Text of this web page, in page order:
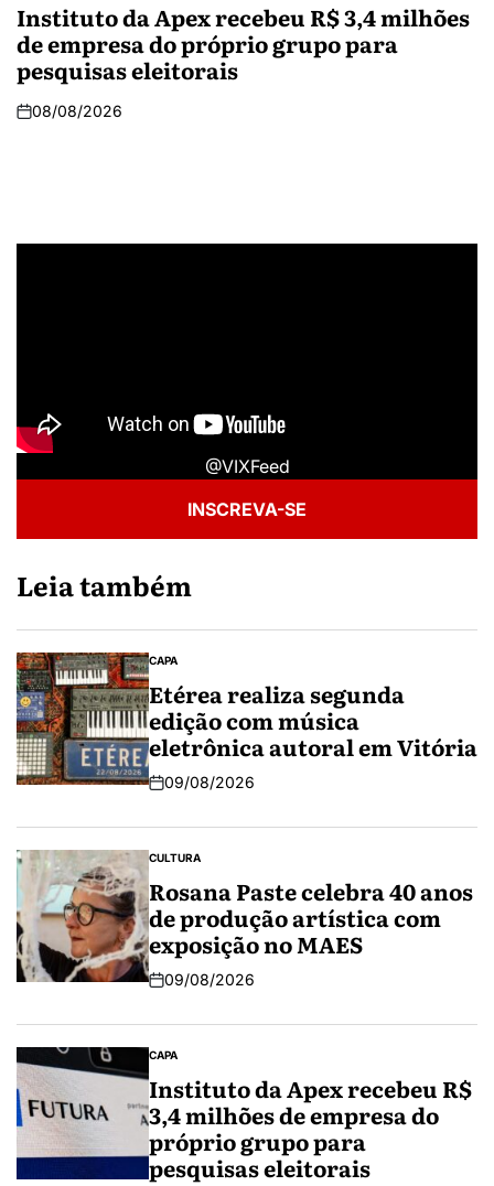
Instituto da Apex recebeu R$ 3,4 milhões
de empresa do próprio grupo para
pesquisas eleitorais
08/08/2026
@VIXFeed
INSCREVA-SE
Leia também
CAPA
Etérea realiza segunda
edição com música
eletrônica autoral em Vitória
09/08/2026
CULTURA
Rosana Paste celebra 40 anos
de produção artística com
exposição no MAES
09/08/2026
CAPA
Instituto da Apex recebeu R$
3,4 milhões de empresa do
próprio grupo para
pesquisas eleitorais